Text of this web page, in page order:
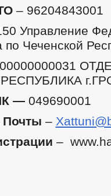
– 96204843001
Управление
по Чеченской
— 049690001
Почты –
–